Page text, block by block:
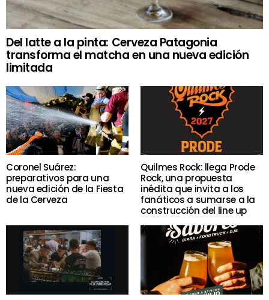
Del latte a la pinta: Cerveza Patagonia
transforma el matcha en una nueva edición
limitada
Coronel Suárez:
preparativos para una
nueva edición de la Fiesta
de la Cerveza
Quilmes Rock: llega Prode
Rock, una propuesta
inédita que invita a los
fanáticos a sumarse a la
construcción del line up